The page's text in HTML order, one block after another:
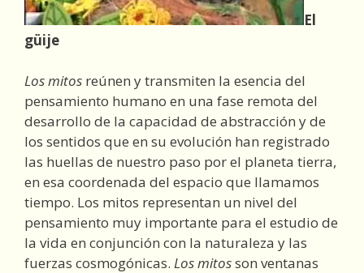
El
güije
Los mitos reúnen y transmiten la esencia del
pensamiento humano en una fase remota del
desarrollo de la capacidad de abstracción y de
los sentidos que en su evolución han registrado
las huellas de nuestro paso por el planeta tierra,
en esa coordenada del espacio que llamamos
tiempo. Los mitos representan un nivel del
pensamiento muy importante para el estudio de
la vida en conjunción con la naturaleza y las
fuerzas cosmogónicas. Los mitosson ventanas